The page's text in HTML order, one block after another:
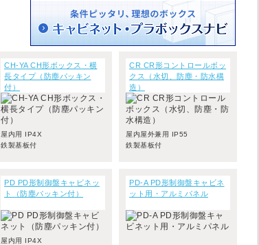
CH-YA CH形ボックス・横
長タイプ（防塵パッキン
付）
屋内用 IP4X
鉄製基板付
CR CR形コントロールボッ
クス（水切、防塵・防水構
造）
屋内屋外兼用 IP55
鉄製基板付
PD PD形制御盤キャビネッ
ト（防塵パッキン付）
屋内用 IP4X
PD-A PD形制御盤キャビネ
ット用・アルミパネル